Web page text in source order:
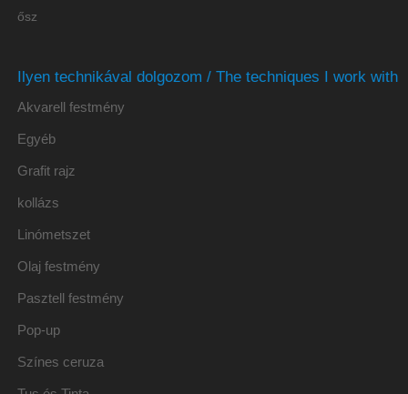
ősz
Ilyen technikával dolgozom / The techniques I work with
Akvarell festmény
Egyéb
Grafit rajz
kollázs
Linómetszet
Olaj festmény
Pasztell festmény
Pop-up
Színes ceruza